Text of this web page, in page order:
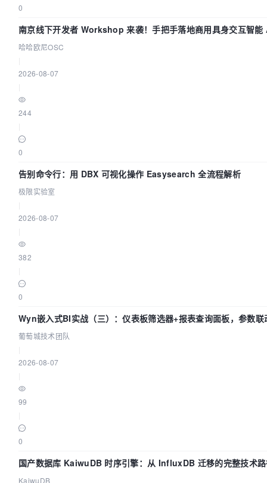
0
南京线下开发者 Workshop 来袭！手把手落地商用具身交互智
应用
哈哈欧尼OSC
2026-08-07
244
0
告别命令行：用 DBX 可视化操作 Easysearch 全流程解析
极限实验室
2026-08-07
382
0
Wyn嵌入式BI实战（三）：仪表板筛选器+报表查询面板，参数联
环
葡萄城技术团队
2026-08-07
99
0
国产数据库 KaiwuDB 时序引擎：从 InfluxDB 迁移的完整技术
KaiwuDB